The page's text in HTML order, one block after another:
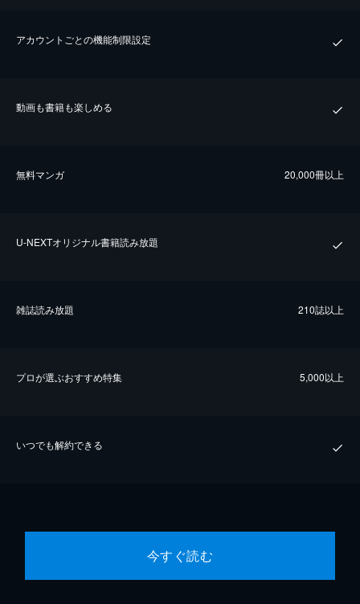
アカウントごとの機能制限設定
動画も書籍も楽しめる
無料マンガ 20,000冊以上
U-NEXTオリジナル書籍読み放題
雑誌読み放題 210誌以上
プロが選ぶおすすめ特集 5,000以上
いつでも解約できる
今すぐ読む